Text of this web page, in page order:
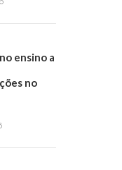
ensino a
no